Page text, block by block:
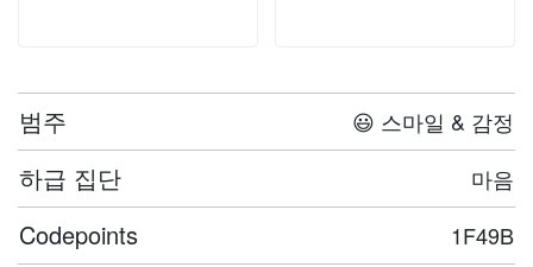
범주 😃 스마일 & 감정
하급 집단 마음
Codepoints 1F49B